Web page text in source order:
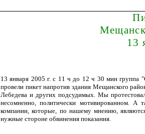
13
13 января 2005 г. с 11 ч до 12 ч 30 мин
провели пикет напротив здания Мещанского
Лебедева и других подсудимых. Мы
несомненно, политически мотивированном. А
компании, которые, по нашему мнению,
нужные стороне обвинения показания.